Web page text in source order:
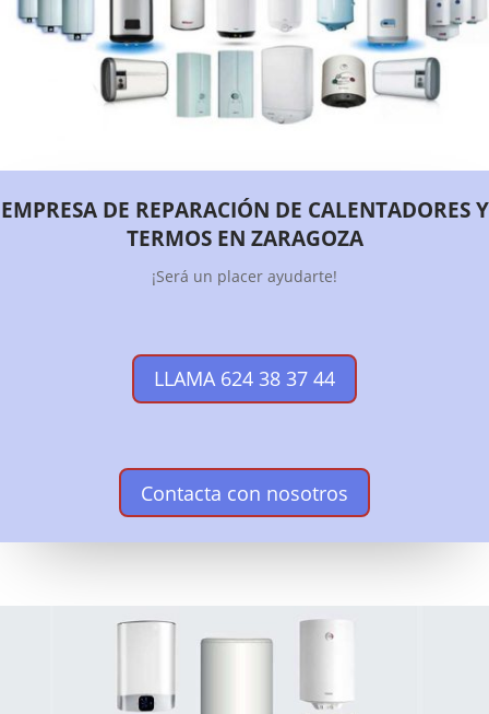
EMPRESA DE REPARACIÓN DE CALENTADORES Y
TERMOS EN ZARAGOZA
¡Será un placer ayudarte!
LLAMA 624 38 37 44
Contacta con nosotros